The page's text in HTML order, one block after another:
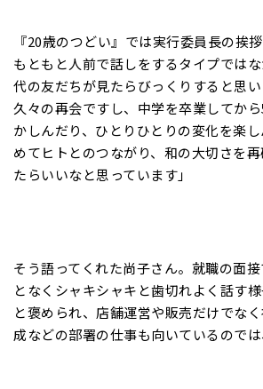
『20歳のつどい』では実行委員長の挨
もともと人前で話しをするタイプでは
代の友だちが見たらびっくりすると思
久々の再会ですし、中学を卒業してか
かしんだり、ひとりひとりの変化を楽
めてヒトとのつながり、和の大切さを
たらいいなと思っています」
そう語ってくれた尚子さん。就職の面
となくシャキシャキと歯切れよく話す様
と褒められ、店舗運営や販売だけでな
成などの部署の仕事も向いているのでは